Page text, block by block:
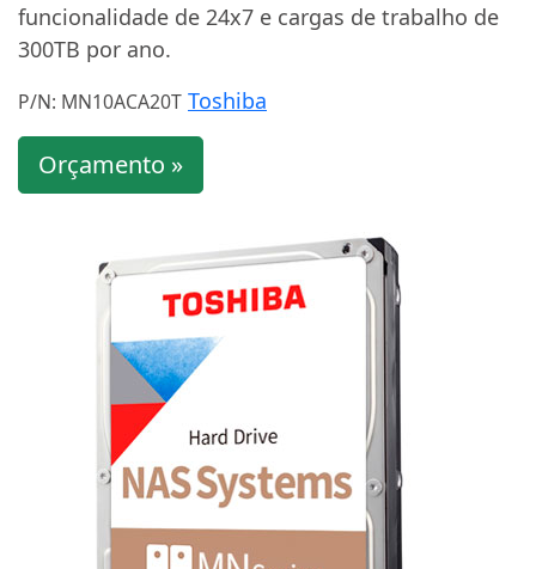
funcionalidade de 24x7 e cargas de trabalho de
300TB por ano.
P/N: MN10ACA20T Toshiba
Orçamento »